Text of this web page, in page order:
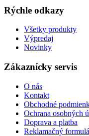
Rýchle odkazy
Všetky produkty
Výpredaj
Novinky
Zákaznícky servis
O nás
Kontakt
Obchodné
Ochrana osobných
Doprava a platba
Reklamačný